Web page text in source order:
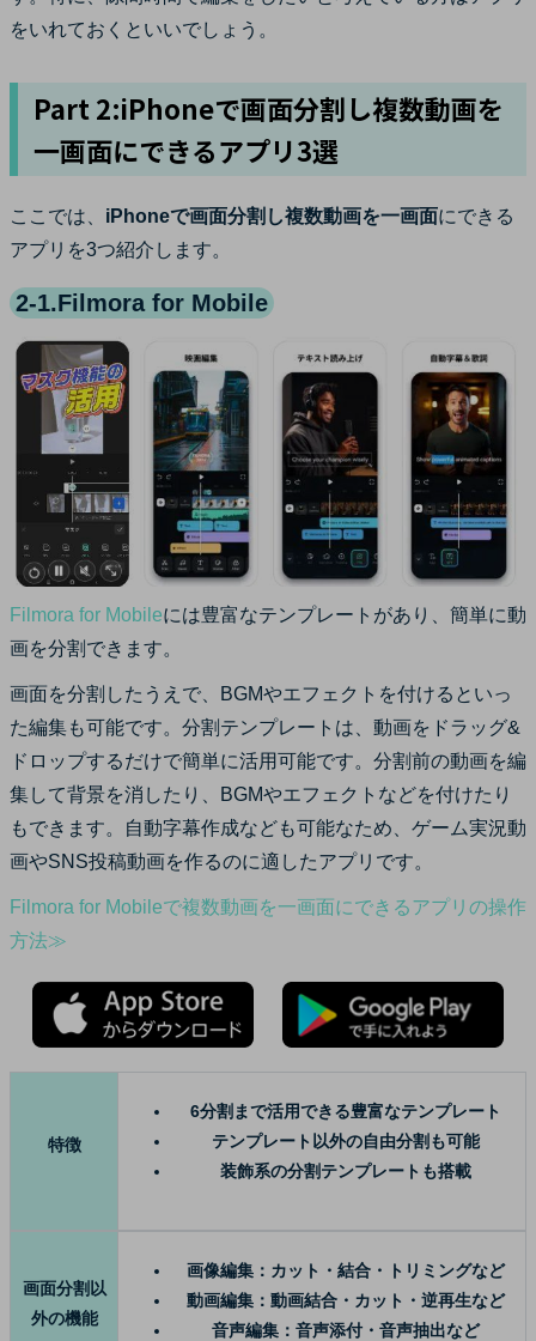
をいれておくといいでしょう。
Part 2:iPhoneで画面分割し複数動画を
一画面にできるアプリ3選
ここでは、 iPhoneで画面分割し複数動画を一画面にできる
アプリを3つ紹介します。
2-1.Filmora for Mobile
Filmora for Mobileには豊富なテンプレートがあり、簡単に動
画を分割できます。
画面を分割したうえで、BGMやエフェクトを付けるといっ
た編集も可能です。分割テンプレートは、動画をドラッグ&
ドロップするだけで簡単に活用可能です。分割前の動画を編
集して背景を消したり、BGMやエフェクトなどを付けたり
もできます。自動字幕作成なども可能なため、ゲーム実況動
画やSNS投稿動画を作るのに適したアプリです。
Filmora for Mobileで複数動画を一画面にできるアプリの操作
方法≫
特徴
6分割まで活用できる豊富なテンプレート
テンプレート以外の自由分割も可能
装飾系の分割テンプレートも搭載
画面分割以
外の機能
画像編集：カット・結合・トリミングなど
動画編集：動画結合・カット・逆再生など
音声編集：音声添付・音声抽出など